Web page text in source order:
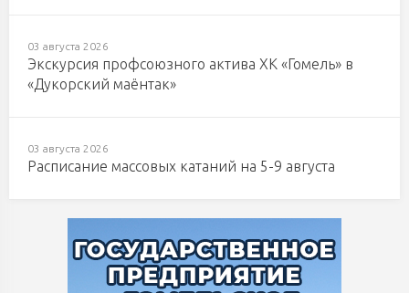
03 августа 2026
Экскурсия профсоюзного актива ХК «Гомель» в
«Дукорский маёнтак»
03 августа 2026
Расписание массовых катаний на 5-9 августа